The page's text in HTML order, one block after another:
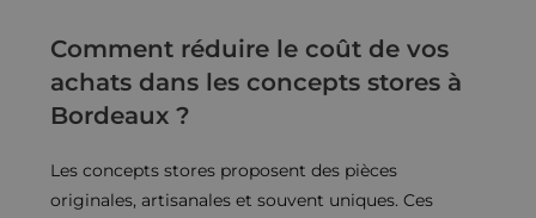
Comment réduire le coût de vos
achats dans les concepts stores à
Bordeaux ?
Les concepts stores proposent des pièces
originales, artisanales et souvent uniques. Ces